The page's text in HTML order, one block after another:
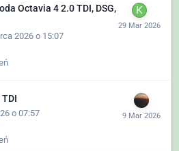
Octavia 4 2.0 TDI, DSG,
2026 o 15:07
o 07:57